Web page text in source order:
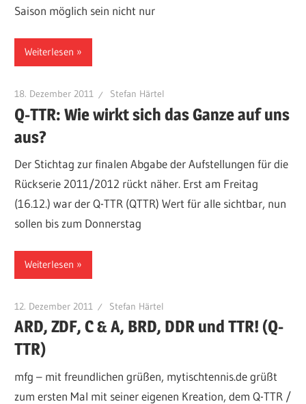
Saison möglich sein nicht nur
Weiterlesen
18. Dezember 2011 Stefan Härtel
Q-TTR: Wie wirkt sich das Ganze auf uns
aus?
Der Stichtag zur finalen Abgabe der Aufstellungen für die
Rückserie 2011/2012 rückt näher. Erst am Freitag
(16.12.) war der Q-TTR (QTTR) Wert für alle sichtbar, nun
sollen bis zum Donnerstag
Weiterlesen
12. Dezember 2011 Stefan Härtel
ARD, ZDF, C & A, BRD, DDR und TTR! (Q-
TTR)
mfg – mit freundlichen grüßen, mytischtennis.de grüßt
zum ersten Mal mit seiner eigenen Kreation, dem Q-TTR /